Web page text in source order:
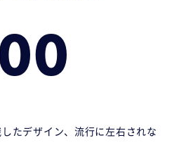
たデザイン、流行に左右されな